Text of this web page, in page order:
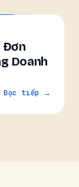
Đơn
Doanh
Đọc tiếp →